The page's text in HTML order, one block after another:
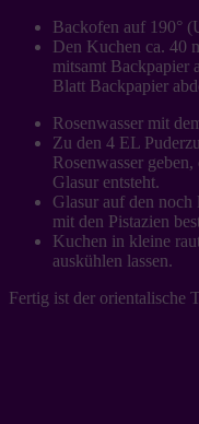
Backofen auf 190°
Den Kuchen ca. 40
mitsamt Backpapier
Blatt Backpapier
Rosenwasser mit
Zu den 4 EL
Rosenwasser
Glasur entsteht.
Glasur auf den
mit den Pistazien
Kuchen in kleine
auskühlen lassen.
Fertig ist der orientalische